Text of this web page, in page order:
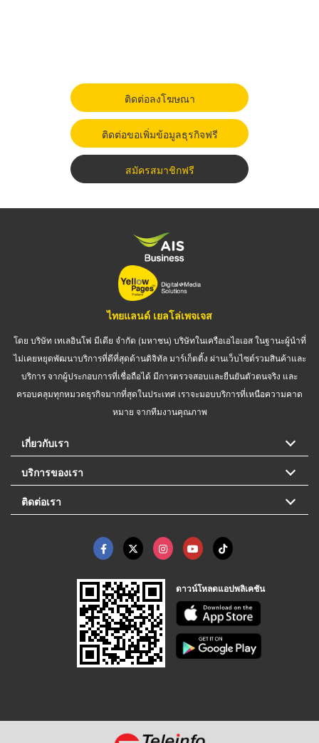
ติดต่อลงโฆษณา
ติดต่อขอเพิ่มข้อมูลธุรกิจฟรี
สมัครสมาชิกฟรี
ไทยแลนด์ เยลโล่เพจเจส
โดย บริษัท เทเลอินโฟ มีเดีย จำกัด (มหาชน) บริษัทในเครือเอไอเอส ในฐานะผู้นำที่
ไม่เคยหยุดพัฒนาบริการที่ดีที่สุดด้านดิจิทัล มาร์เก็ตติ้ง ผ่านเว็บไซต์รวมสินค้าและ
บริการ จากผู้ประกอบการที่เชื่อถือได้ มีการตรวจสอบและยืนยันตัวตนจริง และ
ครอบคลุมทุกหมวดธุรกิจมากที่สุดในประเทศ เราจะมอบบริการที่เหนือความคาด
หมาย จากทีมงานคุณภาพ
เกี่ยวกับเรา
บริการของเรา
ติดต่อเรา
ดาวน์โหลดแอปพลิเคชัน